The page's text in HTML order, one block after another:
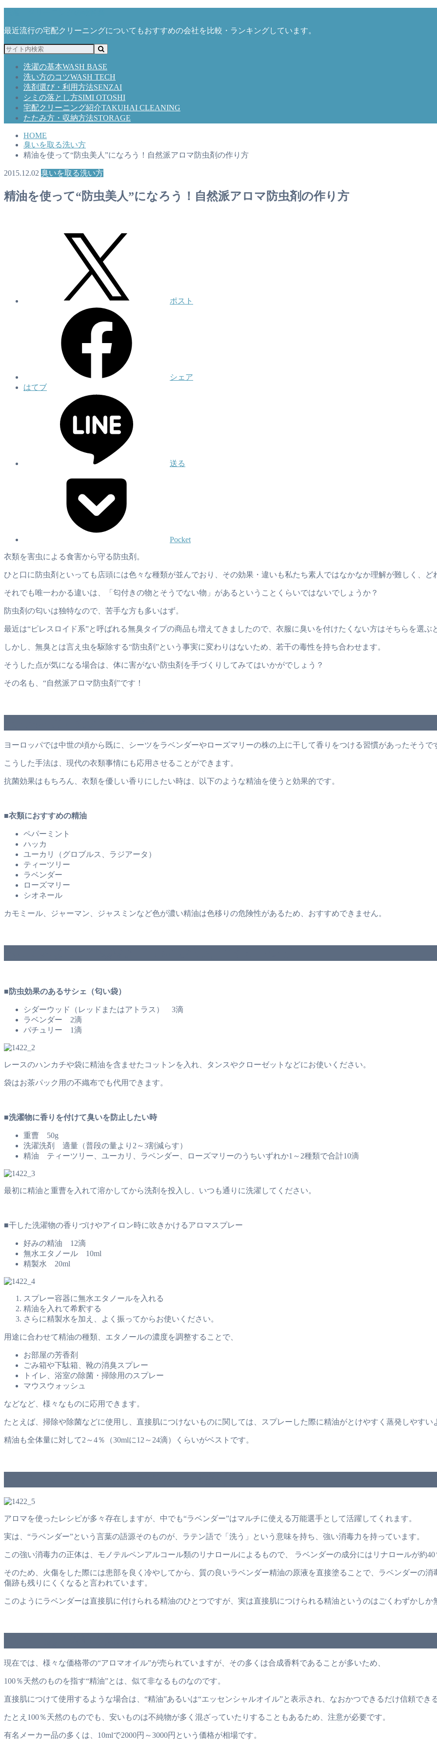
最近流行の宅配クリーニングについてもおすすめの会社を比較・ランキングしています。
洗濯の基本WASH BASE
洗い方のコツWASH TECH
洗剤選び・利用方法SENZAI
シミの落とし方SIMI OTOSHI
宅配クリーニング紹介TAKUHAI CLEANING
たたみ方・収納方法STORAGE
HOME
臭いを取る洗い方
精油を使って“防虫美人”になろう！自然派アロマ防虫剤の作り方
2015.12.02 臭いを取る洗い方
精油を使って“防虫美人”になろう！自然派アロマ防虫剤の作り方
ポスト
シェア
はてブ
送る
Pocket
衣類を害虫による食害から守る防虫剤。
ひと口に防虫剤といっても店頭には色々な種類が並んでおり、その効果・違いも私たち素人ではなかなか理解が難しく、
それでも唯一わかる違いは、「匂付きの物とそうでない物」があるということくらいではないでしょうか？
防虫剤の匂いは独特なので、苦手な方も多いはず。
最近は“ピレスロイド系”と呼ばれる無臭タイプの商品も増えてきましたので、衣服に臭いを付けたくない方はそちらを選ぶ
しかし、無臭とは言え虫を駆除する“防虫剤”という事実に変わりはないため、若干の毒性を持ち合わせます。
そうした点が気になる場合は、体に害がない防虫剤を手づくりしてみてはいかがでしょう？
その名も、“自然派アロマ防虫剤”です！
ヨーロッパでは中世の頃から既に、シーツをラベンダーやローズマリーの株の上に干して香りをつける習慣があったそうで
こうした手法は、現代の衣類事情にも応用させることができます。
抗菌効果はもちろん、衣類を優しい香りにしたい時は、以下のような精油を使うと効果的です。
■衣類におすすめの精油
ペパーミント
ハッカ
ユーカリ（グロブルス、ラジアータ）
ティーツリー
ラベンダー
ローズマリー
シオネール
カモミール、ジャーマン、ジャスミンなど色が濃い精油は色移りの危険性があるため、おすすめできません。
■防虫効果のあるサシェ（匂い袋）
シダーウッド（レッドまたはアトラス） 3滴
ラベンダー 2滴
パチュリー 1滴
レースのハンカチや袋に精油を含ませたコットンを入れ、タンスやクローゼットなどにお使いください。
袋はお茶パック用の不織布でも代用できます。
■洗濯物に香りを付けて臭いを防止したい時
重曹 50g
洗濯洗剤 適量（普段の量より2～3割減らす）
精油 ティーツリー、ユーカリ、ラベンダー、ローズマリーのうちいずれか1～2種類で合計10滴
最初に精油と重曹を入れて溶かしてから洗剤を投入し、いつも通りに洗濯してください。
■干した洗濯物の香りづけやアイロン時に吹きかけるアロマスプレー
好みの精油 12滴
無水エタノール 10ml
精製水 20ml
スプレー容器に無水エタノールを入れる
精油を入れて希釈する
さらに精製水を加え、よく振ってからお使いください。
用途に合わせて精油の種類、エタノールの濃度を調整することで、
お部屋の芳香剤
ごみ箱や下駄箱、靴の消臭スプレー
トイレ、浴室の除菌・掃除用のスプレー
マウスウォッシュ
などなど、様々なものに応用できます。
たとえば、掃除や除菌などに使用し、直接肌につけないものに関しては、スプレーした際に精油がとけやすく蒸発しやす
精油も全体量に対して2～4％（30mlに12～24滴）くらいがベストです。
アロマを使ったレシピが多々存在しますが、中でも“ラベンダー”はマルチに使える万能選手として活躍してくれます。
実は、“ラベンダー”という言葉の語源そのものが、ラテン語で「洗う」という意味を持ち、強い消毒力を持っています。
この強い消毒力の正体は、モノテルペンアルコール類のリナロールによるもので、 ラベンダーの成分にはリナロールが約
そのため、火傷をした際には患部を良く冷やしてから、質の良いラベンダー精油の原液を直接塗ることで、ラベンダーの
傷跡も残りにくくなると言われています。
このようにラベンダーは直接肌に付けられる精油のひとつですが、実は直接肌につけられる精油というのはごくわずかし
現在では、様々な価格帯の“アロマオイル”が売られていますが、その多くは合成香料であることが多いため、
100％天然のものを指す“精油”とは、似て非なるものなのです。
直接肌につけて使用するような場合は、“精油”あるいは“エッセンシャルオイル”と表示され、なおかつできるだけ信頼でき
たとえ100％天然のものでも、安いものは不純物が多く混ざっていたりすることもあるため、注意が必要です。
有名メーカー品の多くは、10mlで2000円～3000円という価格が相場です。